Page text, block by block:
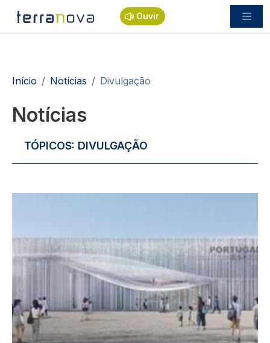
Passar para o conteúdo principal
Ouvir
Navegação estrutural
Início Notícias Divulgação
Notícias
TÓPICOS: DIVULGAÇÃO